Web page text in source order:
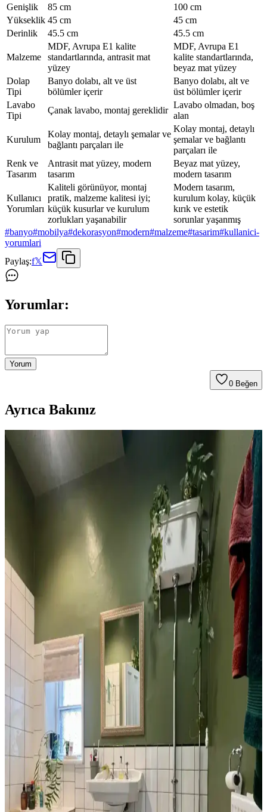
Genişlik
85 cm
100 cm
Yükseklik 45 cm
45 cm
Derinlik
45.5 cm 45.5 cm
Malzeme
MDF, Avrupa E1 kalite
standartlarında, antrasit mat
yüzey
MDF, Avrupa E1
kalite standartlarında,
beyaz mat yüzey
Dolap
Tipi
Banyo dolabı, alt ve üst
bölümler içerir
Banyo dolabı, alt ve
üst bölümler içerir
Lavabo
Tipi
Çanak lavabo, montaj gereklidir
Lavabo olmadan, boş
alan
Kurulum
Kolay montaj, detaylı şemalar ve
bağlantı parçaları ile
Kolay montaj, detaylı
şemalar ve bağlantı
parçaları ile
Renk ve
Tasarım
Antrasit mat yüzey, modern
tasarım
Beyaz mat yüzey,
modern tasarım
Kullanıcı
Yorumları
Kaliteli görünüyor, montaj
pratik, malzeme kalitesi iyi;
küçük kusurlar ve kurulum
zorlukları yaşanabilir
Modern tasarım,
kurulum kolay, küçük
kırık ve estetik
sorunlar yaşanmış
#banyo#mobilya#dekorasyon#modern#malzeme#tasarim#kullanici-
yorumlari
Paylaş:f𝕏
Yorumlar:
Yorum
0 Beğen
Ayrıca Bakınız
1960'lar Banyosunu Modernize Etmek İçin Renk,
1960'lar banyolarını modernleştirmek için renk dengesi,
mikroçimento duvarlar, şeffaf duş perdeleri ve pirinç donanımlar
kullanılarak ferah ve estetik bir ortam yaratılabilir.
1970'ler Banyosunu 1000 Dolar Altında Yenilemek
İçin Yüksek Getirili Güncellemeler
1970'lerden kalma banyoları 1000 dolar altı bütçeyle yenilemek için
duvar boyası, aydınlatma, ayna ve fayans boyama gibi düşük
maliyetli ama etkili yöntemler sunuluyor. Retro estetik korunuyor.
Tuvaletin Üstü İçin Fonksiyonel ve Estetik
Dekorasyon ve Depolama Çözümleri
Tuvaletin üst kısmı, depolama dolapları, raflar, sanat eserleri ve
uygun aydınlatma ile hem fonksiyonel hem de estetik hale
getirilebilir. Doğru malzeme ve renk seçimi mekanın atmosferini
dengeler.
Banyo Dekorasyonunda Havlu Renk Seçimi: Estetik
ve Pratik İpuçları
Havlu renk seçimi, banyo dekorasyonunun uyumu ve pratikliği için
önemlidir. Beyaz, siyah ve toprak tonları farklı avantajlar sunar.
Doğru bakım ve uyumla estetik ve fonksiyonel sonuçlar elde edilir.
Banyo Dekorasyonunda Yeşil Tonları ve Güvenlik
Önlemleriyle Estetik ve Fonksiyonellik